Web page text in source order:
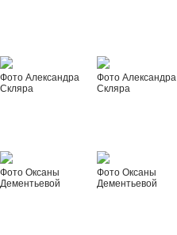
Фото Александра
Скляра
Фото Александра
Скляра
Фото Оксаны
Дементьевой
Фото Оксаны
Дементьевой